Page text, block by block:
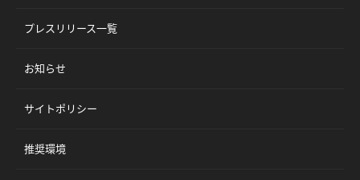
プレスリリース一覧
お知らせ
サイトポリシー
推奨環境